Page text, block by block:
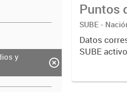
y
Puntos
SUBE -
Datos
SUBE